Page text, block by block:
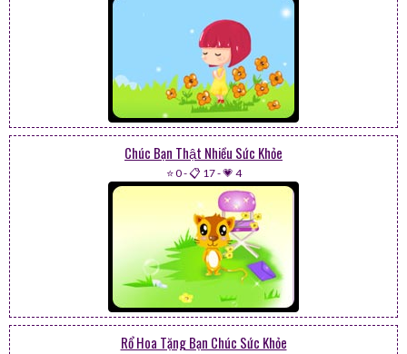
Chúc Bạn Thật Nhiều Sức Khỏe
⭐ 0-📋 17-💗 4
Rổ Hoa Tặng Bạn Chúc Sức Khỏe